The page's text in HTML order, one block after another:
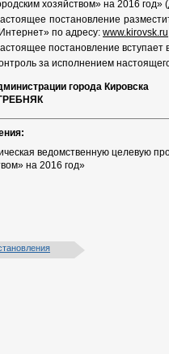
хозяйством» на 2016
постановление
по адресу: www.kirovsk.ru
постановление
за исполнением
города Кировска
ведомственную целевую
на 2016 год»